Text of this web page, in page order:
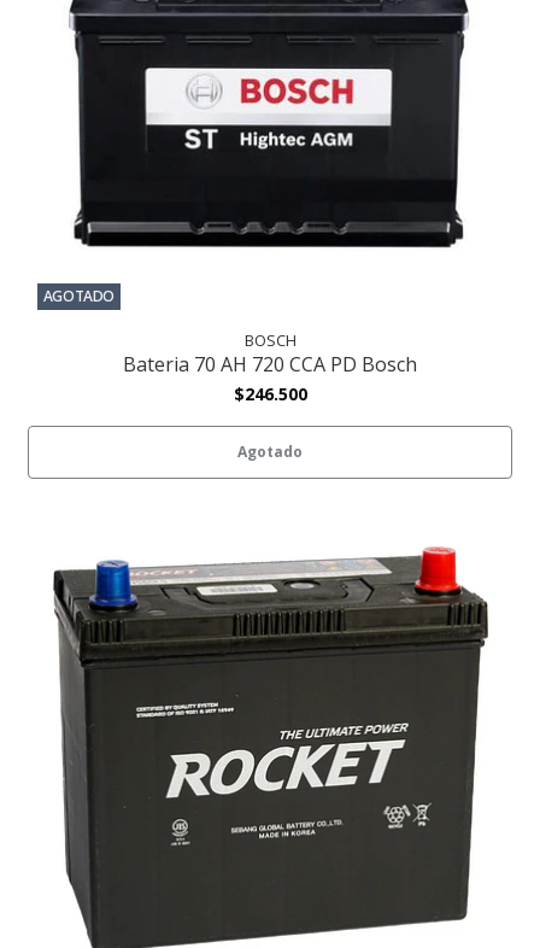
AGOTADO
BOSCH
Bateria 70 AH 720 CCA PD Bosch
$246.500
Agotado